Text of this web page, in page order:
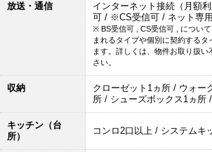
放送・通信
インターネット接続（月額
可 / ※CS受信可 / ネット専
※ BS受信可 , CS受信可 , につい
まれるタイプや個別に契約するタ
ます。詳しくは、物件お取り扱
さい。
収納
クローゼット1ヵ所 / ウォー
所 / シューズボックス1ヵ所
キッチン（台
所）
コンロ2口以上 / システムキ